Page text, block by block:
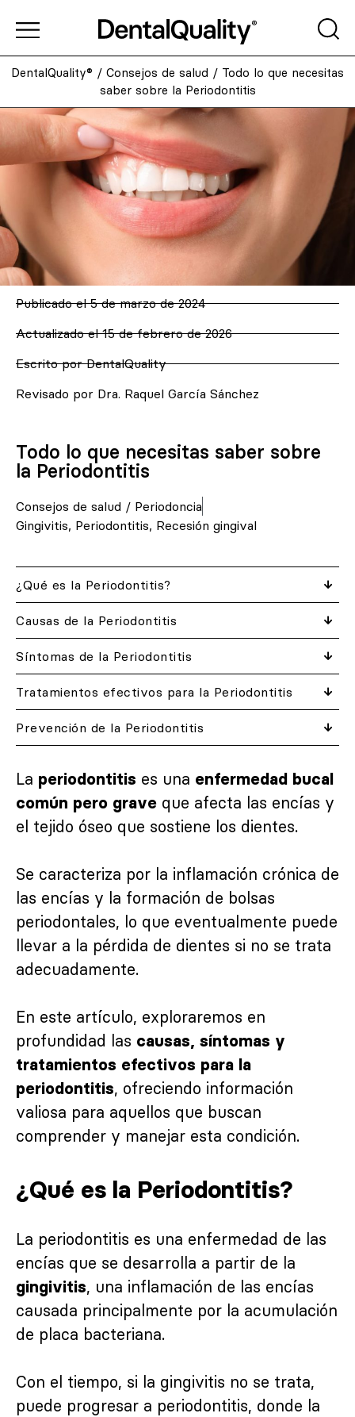
DentalQuality® / Consejos de salud / Todo lo que necesitas
saber sobre la Periodontitis
Publicado el 5 de marzo de 2024
Actualizado el 15 de febrero de 2026
Escrito por DentalQuality
Revisado por Dra. Raquel García Sánchez
Todo lo que necesitas saber sobre
la Periodontitis
Consejos de salud / Periodoncia
Gingivitis, Periodontitis, Recesión gingival
¿Qué es la Periodontitis?
Causas de la Periodontitis
Síntomas de la Periodontitis
Tratamientos efectivos para la Periodontitis
Prevención de la Periodontitis
La periodontitis es una enfermedad bucal
común pero grave que afecta las encías y
el tejido óseo que sostiene los dientes.
Se caracteriza por la inflamación crónica de
las encías y la formación de bolsas
periodontales, lo que eventualmente puede
llevar a la pérdida de dientes si no se trata
adecuadamente.
En este artículo, exploraremos en
profundidad las causas, síntomas y
tratamientos efectivos para la
periodontitis, ofreciendo información
valiosa para aquellos que buscan
comprender y manejar esta condición.
¿Qué es la Periodontitis?
La periodontitis es una enfermedad de las
encías que se desarrolla a partir de la
gingivitis, una inflamación de las encías
causada principalmente por la acumulación
de placa bacteriana.
Con el tiempo, si la gingivitis no se trata,
puede progresar a periodontitis, donde la